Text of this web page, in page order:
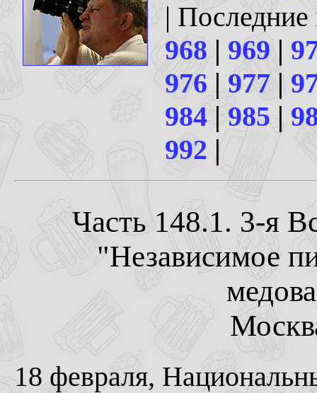
|
968| 969|
976 | 977 |
984 | 985|
992 |
Часть 148.1. 3-я
"Независимое
18 февраля,